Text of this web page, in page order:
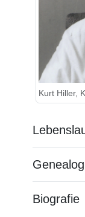
Kurt Hiller,
Biografie